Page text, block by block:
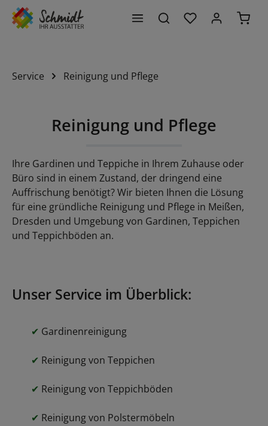
springen Du hast 0
Service Reinigung und Pflege
Reinigung und Pflege
Ihre Gardinen und Teppiche in Ihrem Zuhause oder
Büro sind in einem Zustand, der dringend eine
Auffrischung benötigt? Wir bieten Ihnen die Lösung
für eine gründliche Reinigung und Pflege in Meißen,
Dresden und Umgebung von Gardinen, Teppichen
und Teppichböden an.
Unser Service im Überblick:
✔ Gardinenreinigung
✔ Reinigung von Teppichen
✔ Reinigung von Teppichböden
✔ Reinigung von Polstermöbeln